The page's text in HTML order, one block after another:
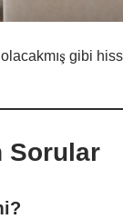
Sorular